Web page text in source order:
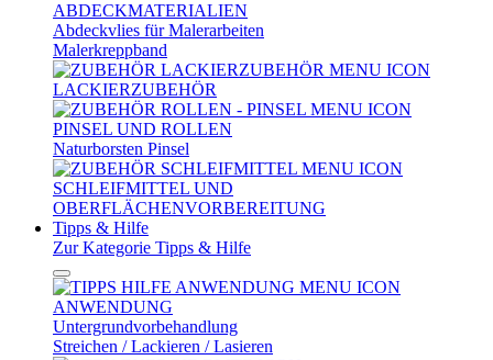
ABDECKMATERIALIEN
Abdeckvlies für Malerarbeiten
Malerkreppband
LACKIERZUBEHÖR
PINSEL UND ROLLEN
Naturborsten Pinsel
SCHLEIFMITTEL UND
OBERFLÄCHENVORBEREITUNG
Tipps & Hilfe
Zur Kategorie Tipps & Hilfe
ANWENDUNG
Untergrundvorbehandlung
Streichen / Lackieren / Lasieren